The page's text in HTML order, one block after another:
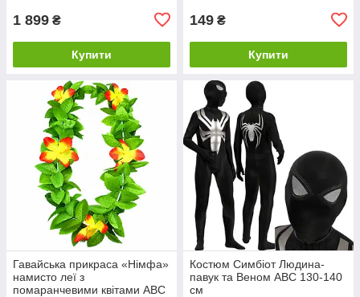
1 899 ₴
Купити
149 ₴
Купити
Гавайська прикраса «Німфа»
намисто леї з
помаранчевими квітами ABC
Костюм Симбіот Людина-
павук та Веном ABC 130-140
см